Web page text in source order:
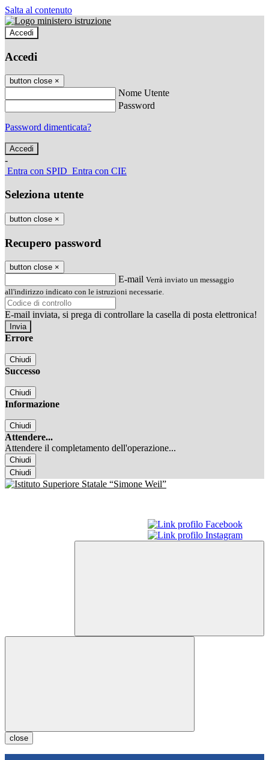
Salta al contenuto
Accedi
Accedi
button close ×
Nome Utente
Password
Password dimenticata?
-
Entra con SPID Entra con CIE
Seleziona utente
button close ×
Recupero password
button close ×
E-mail Verrà inviato un messaggio
all'indirizzo indicato con le istruzioni necessarie.
E-mail inviata, si prega di controllare la casella di posta elettronica!
Errore
Chiudi
Successo
Chiudi
Informazione
Chiudi
Attendere...
Attendere il completamento dell'operazione...
Chiudi
Chiudi
close